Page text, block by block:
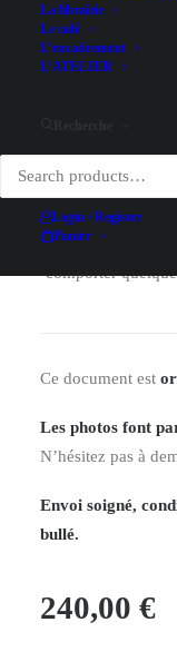
La librairie
Le café
L’encadrement
L’ATELIER
Login / Register
Panier
Etat (B)
Bon état : l’image
des manques de
sans grande
déchirures
et un peu l’aspect
comporter
Ce document est
Les photos font
N’hésitez pas à
Envoi soigné,
bullé.
240,00 €